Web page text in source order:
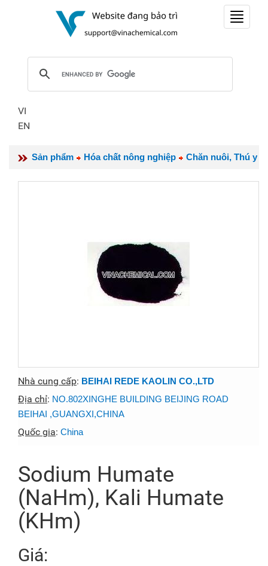
Toggle
VI
EN
Sản phẩm Hóa chất nông nghiệp Chăn nuôi, Thú y
Nhà cung cấp: BEIHAI REDE KAOLIN CO.,LTD
Địa chỉ: NO.802XINGHE BUILDING BEIJING ROAD
BEIHAI ,GUANGXI,CHINA
Quốc gia: China
Sodium Humate
(NaHm), Kali Humate
(KHm)
Giá: